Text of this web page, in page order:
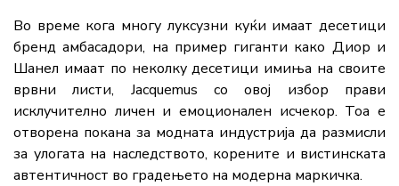
Во време кога многу луксузни куќи имаат десетици
бренд амбасадори, на пример гиганти како Диор и
Шанел имаат по неколку десетици имиња на своите
врвни листи, Jacquemus со овој избор прави
исклучително личен и емоционален исчекор. Тоа е
отворена покана за модната индустрија да размисли
за улогата на наследството, корените и вистинската
автентичност во градењето на модерна маркичка.